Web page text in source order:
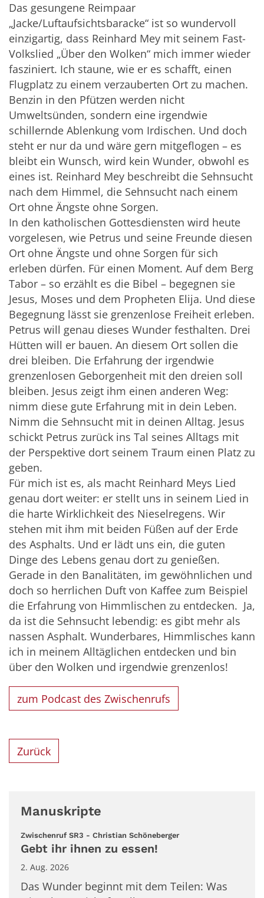
Das gesungene Reimpaar
„Jacke/Luftaufsichtsbaracke“ ist so wundervoll
einzigartig, dass Reinhard Mey mit seinem Fast-
Volkslied „Über den Wolken“ mich immer wieder
fasziniert. Ich staune, wie er es schafft, einen
Flugplatz zu einem verzauberten Ort zu machen.
Benzin in den Pfützen werden nicht
Umweltsünden, sondern eine irgendwie
schillernde Ablenkung vom Irdischen. Und doch
steht er nur da und wäre gern mitgeflogen – es
bleibt ein Wunsch, wird kein Wunder, obwohl es
eines ist. Reinhard Mey beschreibt die Sehnsucht
nach dem Himmel, die Sehnsucht nach einem
Ort ohne Ängste ohne Sorgen.
In den katholischen Gottesdiensten wird heute
vorgelesen, wie Petrus und seine Freunde diesen
Ort ohne Ängste und ohne Sorgen für sich
erleben dürfen. Für einen Moment. Auf dem Berg
Tabor – so erzählt es die Bibel – begegnen sie
Jesus, Moses und dem Propheten Elija. Und diese
Begegnung lässt sie grenzenlose Freiheit erleben.
Petrus will genau dieses Wunder festhalten. Drei
Hütten will er bauen. An diesem Ort sollen die
drei bleiben. Die Erfahrung der irgendwie
grenzenlosen Geborgenheit mit den dreien soll
bleiben. Jesus zeigt ihm einen anderen Weg:
nimm diese gute Erfahrung mit in dein Leben.
Nimm die Sehnsucht mit in deinen Alltag. Jesus
schickt Petrus zurück ins Tal seines Alltags mit
der Perspektive dort seinem Traum einen Platz zu
geben.
Für mich ist es, als macht Reinhard Meys Lied
genau dort weiter: er stellt uns in seinem Lied in
die harte Wirklichkeit des Nieselregens. Wir
stehen mit ihm mit beiden Füßen auf der Erde
des Asphalts. Und er lädt uns ein, die guten
Dinge des Lebens genau dort zu genießen.
Gerade in den Banalitäten, im gewöhnlichen und
doch so herrlichen Duft von Kaffee zum Beispiel
die Erfahrung von Himmlischen zu entdecken. Ja,
da ist die Sehnsucht lebendig: es gibt mehr als
nassen Asphalt. Wunderbares, Himmlisches kann
ich in meinem Alltäglichen entdecken und bin
über den Wolken und irgendwie grenzenlos!
zum Podcast des Zwischenrufs
Zurück
Manuskripte
Zwischenruf SR3 - Christian Schöneberger:
Gebt ihr ihnen zu essen!
2. Aug. 2026
Das Wunder beginnt mit dem Teilen: Was